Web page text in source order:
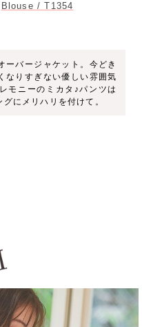
Blouse / T1354
ーバージャケット。今どき
なりすぎない優しい雰囲気
モニーのミカタ♪パンツは
にメリハリを付けて。